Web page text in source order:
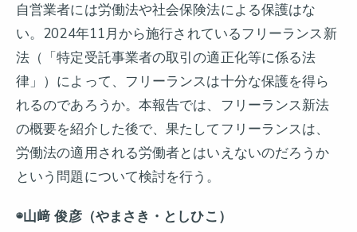
自営業者には労働法や社会保険法による保護はな
い。2024年11月から施行されているフリーランス新
法（「特定受託事業者の取引の適正化等に係る法
律」）によって、フリーランスは十分な保護を得ら
れるのであろうか。本報告では、フリーランス新法
の概要を紹介した後で、果たしてフリーランスは、
労働法の適用される労働者とはいえないのだろうか
という問題について検討を行う。
◉山﨑 俊彦（やまさき・としひこ）